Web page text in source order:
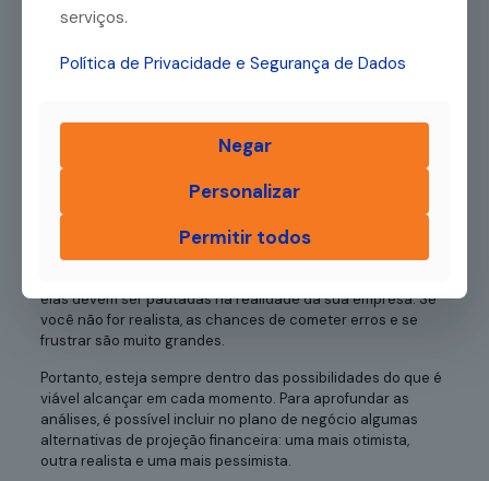
que envolva quais canais de comunicação serão utilizados
posicionamento da empresa. Com isso, fica mais fácil tornar
o negócio conhecido e ganhar autoridade no seu público.
Tenha cuidado com as projeções financeiras
Na hora de montar seu plano de negócio, você precisa ter
elas devem ser pautadas na realidade da sua empresa. Se
você não for realista, as chances de cometer erros e se
frustrar são muito grandes.
Portanto, esteja sempre dentro das possibilidades do que é
viável alcançar em cada momento. Para aprofundar as
análises, é possível incluir no plano de negócio algumas
alternativas de projeção financeira: uma mais otimista,
outra realista e uma mais pessimista.
serviços.
Política de Privacidade e Segurança de Dados
Negar
Personalizar
Permitir todos